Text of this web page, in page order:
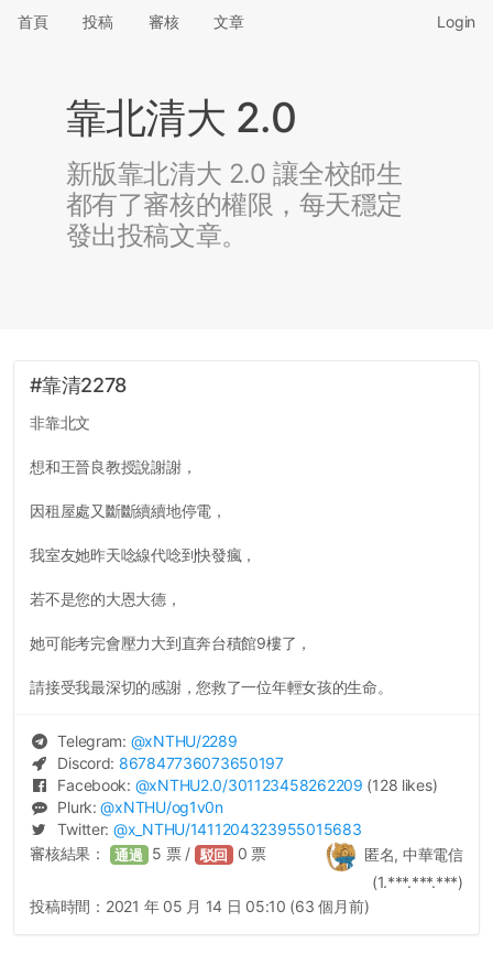
首頁 投稿 審核 文章 Login
靠北清大 2.0
新版靠北清大 2.0 讓全校師生
都有了審核的權限，每天穩定
發出投稿文章。
#靠清2278
非靠北文
想和王晉良教授說謝謝，
因租屋處又斷斷續續地停電，
我室友她昨天唸線代唸到快發瘋，
若不是您的大恩大德，
她可能考完會壓力大到直奔台積館9樓了，
請接受我最深切的感謝，您救了一位年輕女孩的生命。
Telegram: @xNTHU/2289
Discord: 867847736073650197
Facebook: @xNTHU2.0/301123458262209 (128 likes)
Plurk:@xNTHU/og1v0n
Twitter: @x_NTHU/1411204323955015683
匿名, 中華電信
(1.***.***.***)
審核結果： 通過 5 票 / 駁回 0 票
投稿時間： 2021 年 05 月 14 日 05:10 (63 個月前)